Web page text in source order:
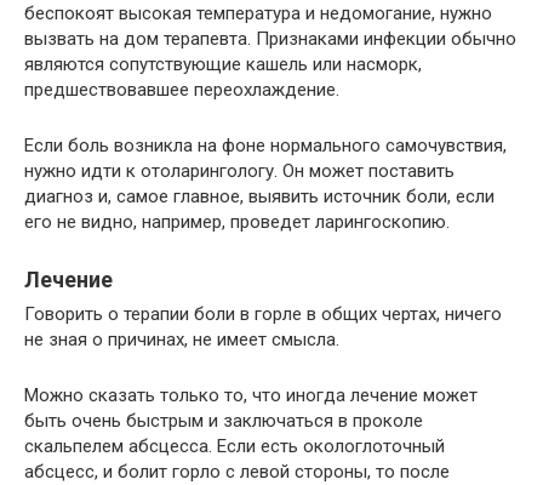
беспокоят высокая температура и недомогание, нужно
вызвать на дом терапевта. Признаками инфекции обычно
являются сопутствующие кашель или насморк,
предшествовавшее переохлаждение.
Если боль возникла на фоне нормального самочувствия,
нужно идти к отоларингологу. Он может поставить
диагноз и, самое главное, выявить источник боли, если
его не видно, например, проведет ларингоскопию.
Лечение
Говорить о терапии боли в горле в общих чертах, ничего
не зная о причинах, не имеет смысла.
Можно сказать только то, что иногда лечение может
быть очень быстрым и заключаться в проколе
скальпелем абсцесса. Если есть окологлоточный
абсцесс, и болит горло с левой стороны, то после